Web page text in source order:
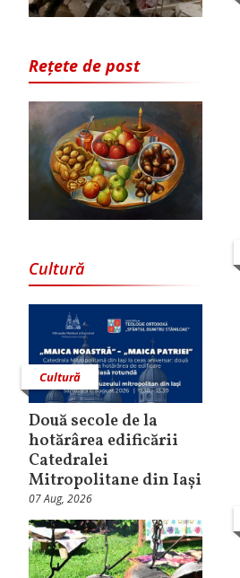
Rețete de post
Cultură
Cultură
Două secole de la
hotărârea edificării
Catedralei
Mitropolitane din Iași
07 Aug, 2026